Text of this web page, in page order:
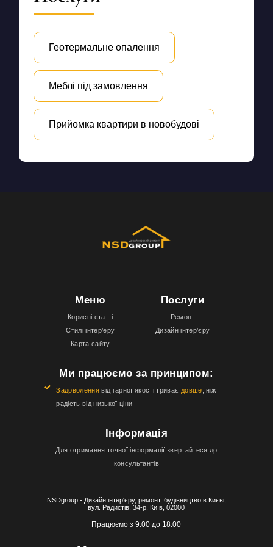
Геотермальне опалення
Меблі під замовлення
Прийомка квартири в новобудові
NSDgroup - Дизайн інтер'єру, ремонт, будівництво в Києві,
вул. Радистів, 34-р, Київ, 02000
Працюємо з 9:00 до 18:00
Меню
Корисні статті
Стилі інтер’еру
Карта сайту
Послуги
Ремонт
Дизайн інтер’єру
Ми працюємо за принципом:
Задоволення від гарної якості триває довше , ніж
радість від низької ціни
Інформація
Для отримання точної інформації звертайтеся до
консультантів